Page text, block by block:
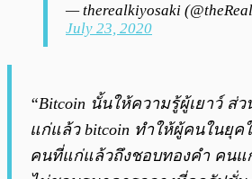
— therealkiyosaki
July 23, 2020
“Bitcoin นั้นให้ความรู้ผู้เยาว์ ส่
แก่แล้ว bitcoin ทำให้ผู้คนในยุค
คนที่แก่แล้วถึงชอบทองคำ คน